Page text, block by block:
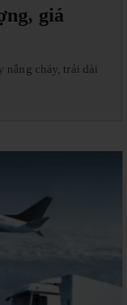
giá
nắng cháy, trải dài